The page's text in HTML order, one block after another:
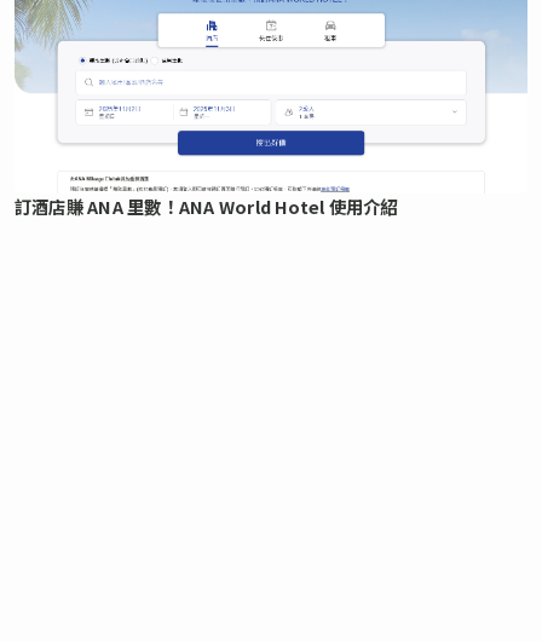
訂酒店賺 ANA 里數！ANA World Hotel 使用介紹